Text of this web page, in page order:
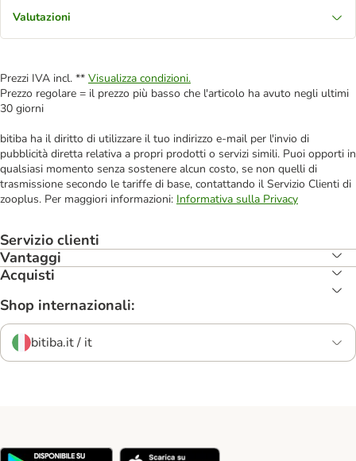
Valutazioni
Prezzi IVA incl. ** Visualizza condizioni.
Prezzo regolare = il prezzo più basso che l'articolo ha avuto negli ultimi
30 giorni
bitiba ha il diritto di utilizzare il tuo indirizzo e-mail per l'invio di
pubblicità diretta relativa a propri prodotti o servizi simili. Puoi opporti in
qualsiasi momento senza sostenere alcun costo, se non quelli di
trasmissione secondo le tariffe di base, contattando il Servizio Clienti di
zooplus. Per maggiori informazioni: Informativa sulla Privacy
Servizio clienti
Vantaggi
Acquisti
Shop internazionali:
bitiba.it / it